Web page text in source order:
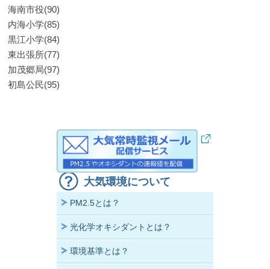
海南市役(90)
内海小学(85)
黒江小学(84)
東出張所(77)
加茂郷局(97)
初島公民(95)
大気環境について
PM2.5とは？
光化学オキシダントとは？
環境基準とは？